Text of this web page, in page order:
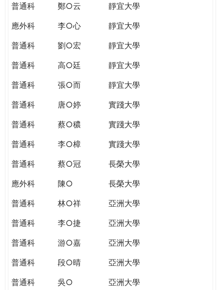
普通科
鄭○云
靜宜大學
應外科
李○心
靜宜大學
普通科
劉○宏
靜宜大學
普通科
高○廷
靜宜大學
普通科
張○而
靜宜大學
普通科
唐○婷
實踐大學
普通科
蔡○穠
實踐大學
普通科
李○樟
實踐大學
普通科
蔡○冠
長榮大學
應外科
陳○
長榮大學
普通科
林○祥
亞洲大學
普通科
李○捷
亞洲大學
普通科
游○嘉
亞洲大學
普通科
段○晴
亞洲大學
普通科
吳○ 亞洲大學